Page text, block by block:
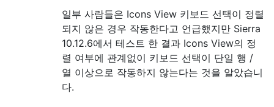
일부 사람들은 Icons View 키보드 선택이 정렬
되지 않은 경우 작동한다고 언급했지만 Sierra
10.12.6에서 테스트 한 결과 Icons View의 정
렬 여부에 관계없이 키보드 선택이 단일 행 /
열 이상으로 작동하지 않는다는 것을 알았습니
다.